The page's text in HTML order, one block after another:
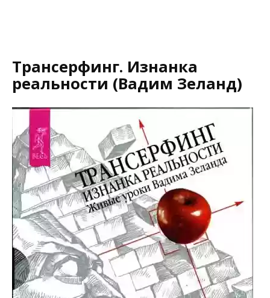
Трансерфинг. Изнанка
реальности (Вадим Зеланд)